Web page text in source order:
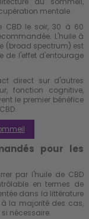
mentale.
CBD le soir, 30 à 60
L'huile à
(broad spectrum) est
de l'effet d'entourage
direct sur d'autres
fonction cognitive,
le premier bénéfice
pour les
par l'huile de CBD
en termes de
dans la littérature
à la majorité des cas,
nécessaire.